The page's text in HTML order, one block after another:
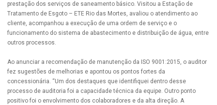
prestação dos serviços de saneamento básico. Visitou a Estação de
Tratamento de Esgoto – ETE Rio das Mortes, avaliou o atendimento ao
cliente, acompanhou a execução de uma ordem de serviço e o
funcionamento do sistema de abastecimento e distribuição de água, entre
outros processos.
Ao anunciar a recomendação de manutenção da ISO 9001:2015, o auditor
fez sugestões de melhorias e apontou os pontos fortes da
concessionária. “Um dos destaques que identifiquei dentro desse
processo de auditoria foi a capacidade técnica da equipe. Outro ponto
positivo foi o envolvimento dos colaboradores e da alta direção. A